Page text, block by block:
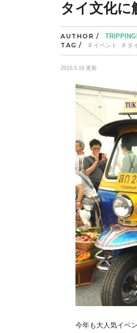
タイ文化に
AUTHOR /
TAG / イベント タ
2015.5.16 更新
今年も大人気イベ